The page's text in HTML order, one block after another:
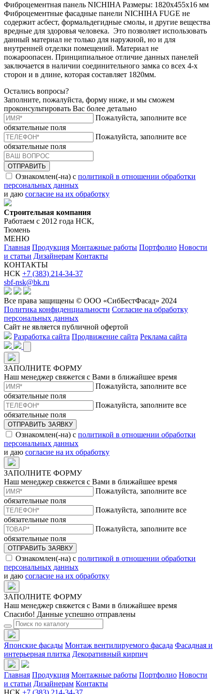
Фиброцементная панель NICHIHA Размеры: 1820х455х16 мм
Фиброцементные фасадные панели NICHIHA FUGE не
содержит асбест, формальдегидные смолы, и другие вещества
вредные для здоровья человека. Это позволяет использовать
данный материал не только для наружной, но и для
внутренней отделки помещений. Материал не
пожароопасен. Принципиальное отличие данных панелей
заключается в наличии соединительного замка со всех 4-х
сторон и в длине, которая составляет 1820мм.
Остались вопросы?
Заполните, пожалуйста, форму ниже, и мы сможем
проконсультировать Вас более детально
Пожалуйста, заполните все
обязательные поля
Пожалуйста, заполните все
обязательные поля
ОТПРАВИТЬ
Ознакомлен(-на) с политикой в отношении обработки
персональных данных
и даю согласие на их обработку
Строительная компания
Работаем с 2012 года НСК,
Тюмень
МЕНЮ
Главная Продукция Монтажные работы Портфолио Новости
и статьи Дизайнерам Контакты
КОНТАКТЫ
НСК +7 (383) 214-34-37
sbf-nsk@bk.ru
Все права защищены © ООО «СибБестФасад» 2024
Политика конфиденциальности Согласие на обработку
персональных данных
Сайт не является публичной офертой
Разработка сайта Продвижение сайта Реклама сайта
ЗАПОЛНИТЕ ФОРМУ
Наш менеджер свяжется с Вами в ближайшее время
Пожалуйста, заполните все
обязательные поля
Пожалуйста, заполните все
обязательные поля
ОТПРАВИТЬ ЗАЯВКУ
Ознакомлен(-на) с политикой в отношении обработки
персональных данных
и даю согласие на их обработку
ЗАПОЛНИТЕ ФОРМУ
Наш менеджер свяжется с Вами в ближайшее время
Пожалуйста, заполните все
обязательные поля
Пожалуйста, заполните все
обязательные поля
Пожалуйста, заполните все
обязательные поля
ОТПРАВИТЬ ЗАЯВКУ
Ознакомлен(-на) с политикой в отношении обработки
персональных данных
и даю согласие на их обработку
ЗАПОЛНИТЕ ФОРМУ
Наш менеджер свяжется с Вами в ближайшее время
Спасибо! Данные успешно отправлены
Японские фасады Монтаж вентилируемого фасада Фасадная и
интерьерная плитка Декоративный кирпич
Главная Продукция Монтажные работы Портфолио Новости
и статьи Дизайнерам Контакты
НСК +7 (383) 214-34-37